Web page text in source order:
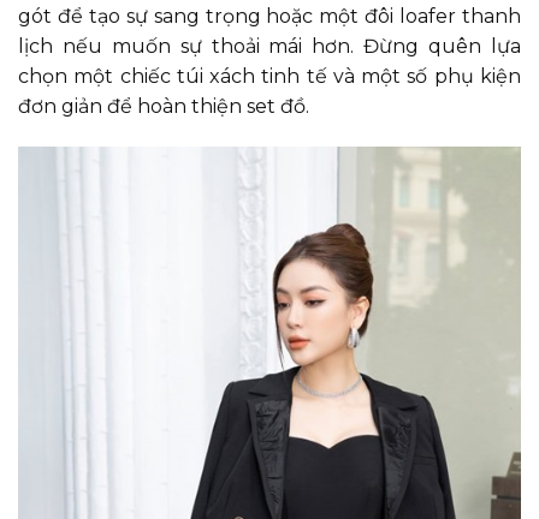
gót để tạo sự sang trọng hoặc một đôi loafer thanh
lịch nếu muốn sự thoải mái hơn. Đừng quên lựa
chọn một chiếc túi xách tinh tế và một số phụ kiện
đơn giản để hoàn thiện set đồ.